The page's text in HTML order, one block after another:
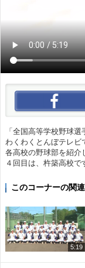
「全国高等学校野球
わくわくとんぼテレビ
各高校の野球部を紹介
４回目は、杵築高校で
このコーナーの関
5:19